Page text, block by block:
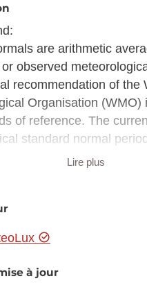
are arithmetic
observed
recommendation of the
Organisation (WMO)
of reference. The
standard normal
long-term averages are
with the average
coordination and
of climate and
national boundaries.
Lire plus
à jour